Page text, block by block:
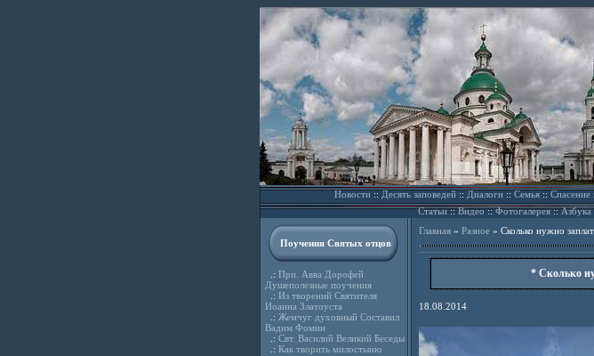
Новости::Десять заповедей::Диалоги::Семья::Спасение
Статьи::Видео ::Фотогалерея::Азбука
Поучения Святых отцов
.: Прп. Авва Дорофей
Душеполезные поучения
.: Из творений Святителя
Иоанна Златоуста
.: Жемчуг духовный Составил
Вадим Фомин
.: Свт. Василий Великий Беседы
.: Как творить милостыню
Главная» Разное» Сколько нужно
* Сколько
18.08.2014